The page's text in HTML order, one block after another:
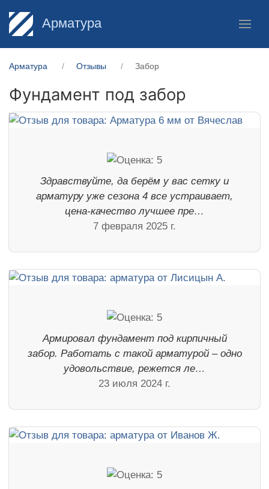
Арматура
Арматура Отзывы Забор
Фундамент под забор
Здравствуйте, да берём у вас сетку и
арматуру уже сезона 4 все устраивает,
цена-качество лучшее пре…
7 февраля 2025 г.
Армировал фундамент под кирпичный
забор. Работать с такой арматурой – одно
удовольствие, режется ле…
23 июля 2024 г.